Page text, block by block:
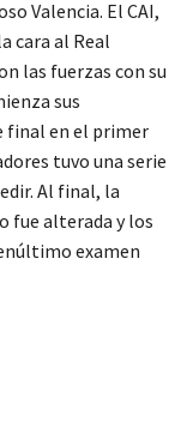
Valencia. El CAI,
cara al Real
las fuerzas con su
sus
final en el primer
tuvo una serie
Al final, la
fue alterada y los
examen